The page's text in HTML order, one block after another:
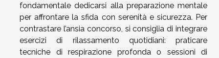
fondamentale dedicarsi alla preparazione mentale
per affrontare la sfida con serenità e sicurezza. Per
contrastare l’ansia concorso, si consiglia di integrare
esercizi di rilassamento quotidiani: praticare
tecniche di respirazione profonda o sessioni di